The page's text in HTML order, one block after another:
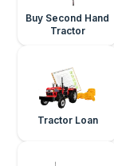
Buy Second Hand
Tractor
Tractor Loan